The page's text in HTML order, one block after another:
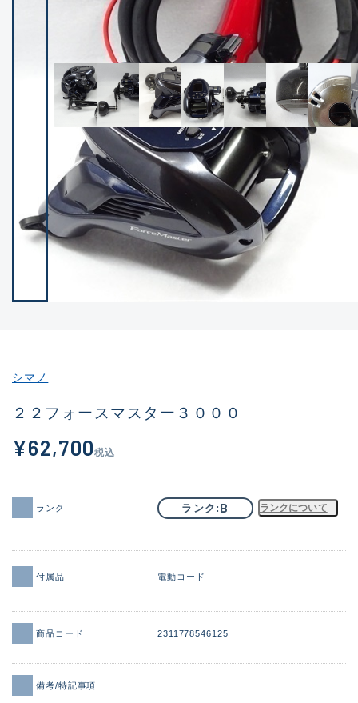
イシグロ御殿場店
イシグロ伊東店
(102194)
SA(2947)
A (17294)
B+(12276)
B(21953)
C(38749)
C-(5141)
新商品(1925)
価格
シマノ
２２フォースマスター３０００
¥62,700税込
ランク ランク B ランクについて
付属品 電動コード
商品コード 2311778546125
備考/特記事項